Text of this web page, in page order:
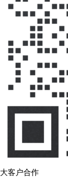
大客户合作